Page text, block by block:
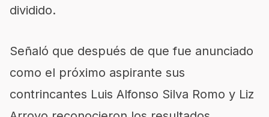
dividido.
Señaló que después de que fue anunciado
como el próximo aspirante sus
contrincantes Luis Alfonso Silva Romo y Liz